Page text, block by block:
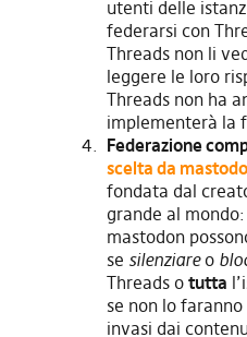
utenti delle
federarsi con
Threads non li
leggere le loro
Threads non ha
implementerà la
Federazione
scelta da
fondata dal
grande al
mastodon
se silenziareo
Threads o tutta
se non lo
invasi dai